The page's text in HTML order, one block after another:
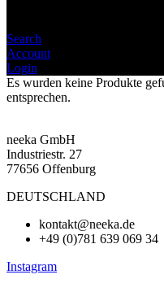
Search
Account
Login
Es wurden keine Produkte
entsprechen.
neeka GmbH
Industriestr. 27
77656 Offenburg
DEUTSCHLAND
kontakt@neeka.de
+49 (0)781 639 069 34
Instagram